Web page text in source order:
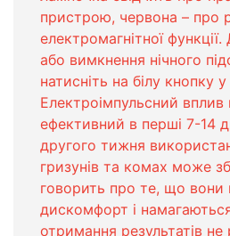
пристрою, червона – про
електромагнітної
або вимкнення нічного
натисніть на білу кнопку
Електроімпульсний вплив
ефективний в перші 7-14
другого тижня
гризунів та комах може
говорить про те, що вони
дискомфорт і
отримання результатів